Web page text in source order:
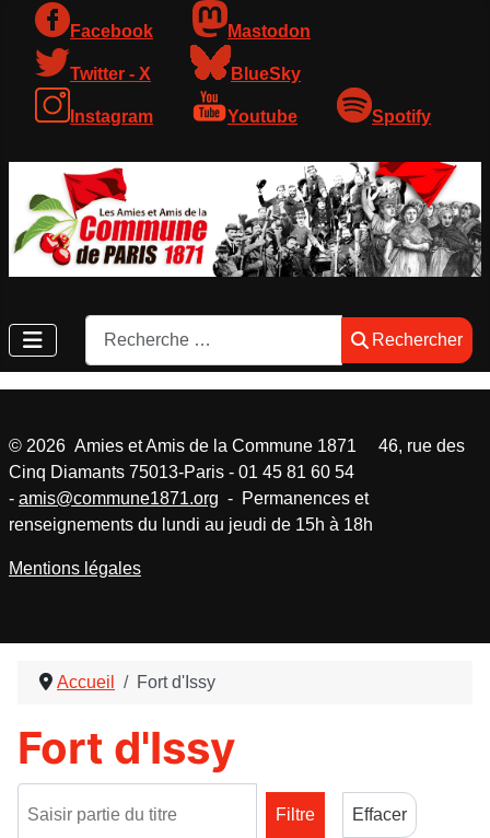
Facebook Mastodon
Twitter - X BlueSky
Instagram Youtube Spotify
Rechercher
Rechercher
Accueil Fort d'Issy
Fort d'Issy
Filtre
Effacer
© 2026 Amies et Amis de la Commune 1871 46, rue des
Cinq Diamants 75013-Paris - 01 45 81 60 54
- amis@commune1871.org - Permanences et
renseignements du lundi au jeudi de 15h à 18h
Mentions légales